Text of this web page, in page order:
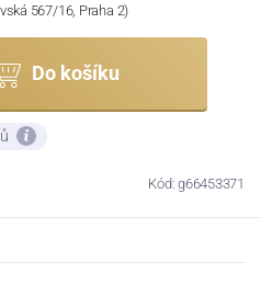
567/16, Praha 2)
Do košíku
Kód: g66453371